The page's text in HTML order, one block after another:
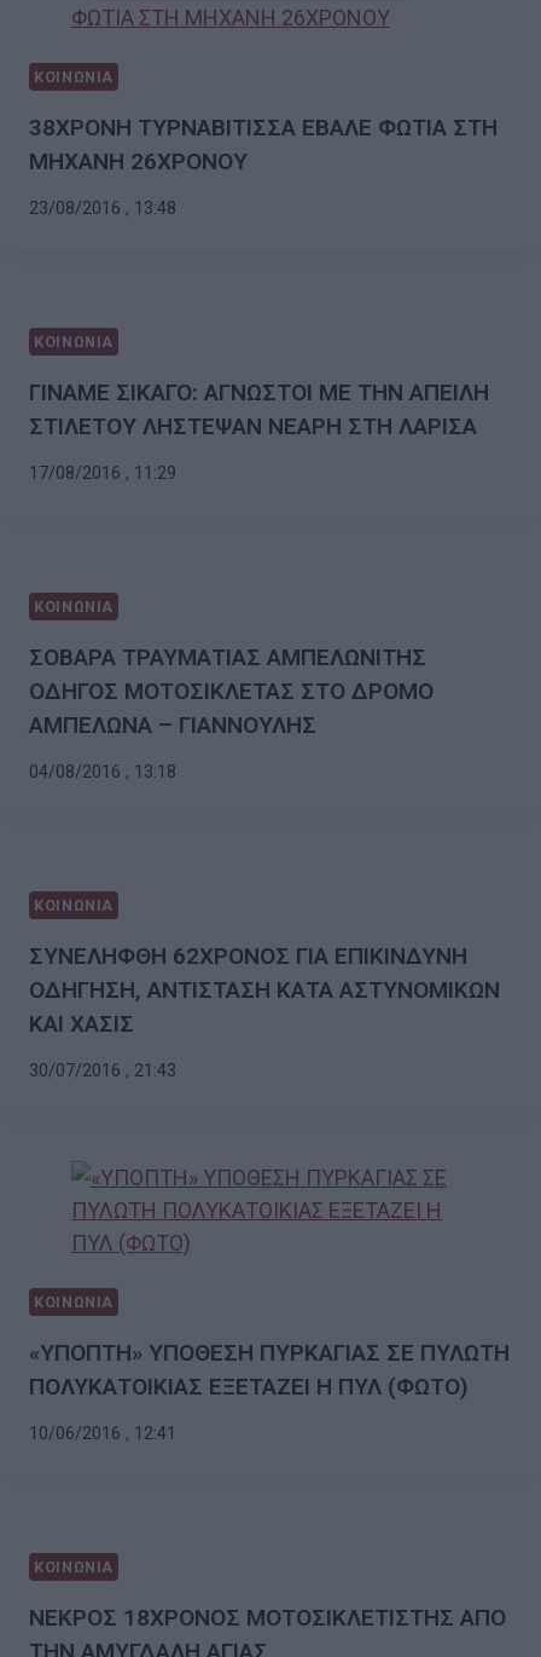
ΚΟΙΝΩΝΙΑ
38ΧΡΟΝΗ ΤΥΡΝΑΒΙΤΙΣΣΑ ΕΒΑΛΕ ΦΩΤΙΑ ΣΤΗ
ΜΗΧΑΝΗ 26ΧΡΟΝΟΥ
23/08/2016 , 13:48
ΚΟΙΝΩΝΙΑ
ΓΙΝΑΜΕ ΣΙΚΑΓΟ: ΑΓΝΩΣΤΟΙ ΜΕ ΤΗΝ ΑΠΕΙΛΗ
ΣΤΙΛΕΤΟΥ ΛΗΣΤΕΨΑΝ ΝΕΑΡΗ ΣΤΗ ΛΑΡΙΣΑ
17/08/2016 , 11:29
ΚΟΙΝΩΝΙΑ
ΣΟΒΑΡΑ ΤΡΑΥΜΑΤΙΑΣ ΑΜΠΕΛΩΝΙΤΗΣ
ΟΔΗΓΟΣ ΜΟΤΟΣΙΚΛΕΤΑΣ ΣΤΟ ΔΡΟΜΟ
ΑΜΠΕΛΩΝΑ – ΓΙΑΝΝΟΥΛΗΣ
04/08/2016 , 13:18
ΚΟΙΝΩΝΙΑ
ΣΥΝΕΛΗΦΘΗ 62ΧΡΟΝΟΣ ΓΙΑ ΕΠΙΚΙΝΔΥΝΗ
ΟΔΗΓΗΣΗ, ΑΝΤΙΣΤΑΣΗ ΚΑΤΑ ΑΣΤΥΝΟΜΙΚΩΝ
ΚΑΙ ΧΑΣΙΣ
30/07/2016 , 21:43
ΚΟΙΝΩΝΙΑ
«ΥΠΟΠΤΗ» ΥΠΟΘΕΣΗ ΠΥΡΚΑΓΙΑΣ ΣΕ ΠΥΛΩΤΗ
ΠΟΛΥΚΑΤΟΙΚΙΑΣ ΕΞΕΤΑΖΕΙ Η ΠΥΛ (ΦΩΤΟ)
10/06/2016 , 12:41
ΚΟΙΝΩΝΙΑ
ΝΕΚΡΟΣ 18ΧΡΟΝΟΣ ΜΟΤΟΣΙΚΛΕΤΙΣΤΗΣ ΑΠΟ
ΤΗΝ ΑΜΥΓΔΑΛΗ ΑΓΙΑΣ